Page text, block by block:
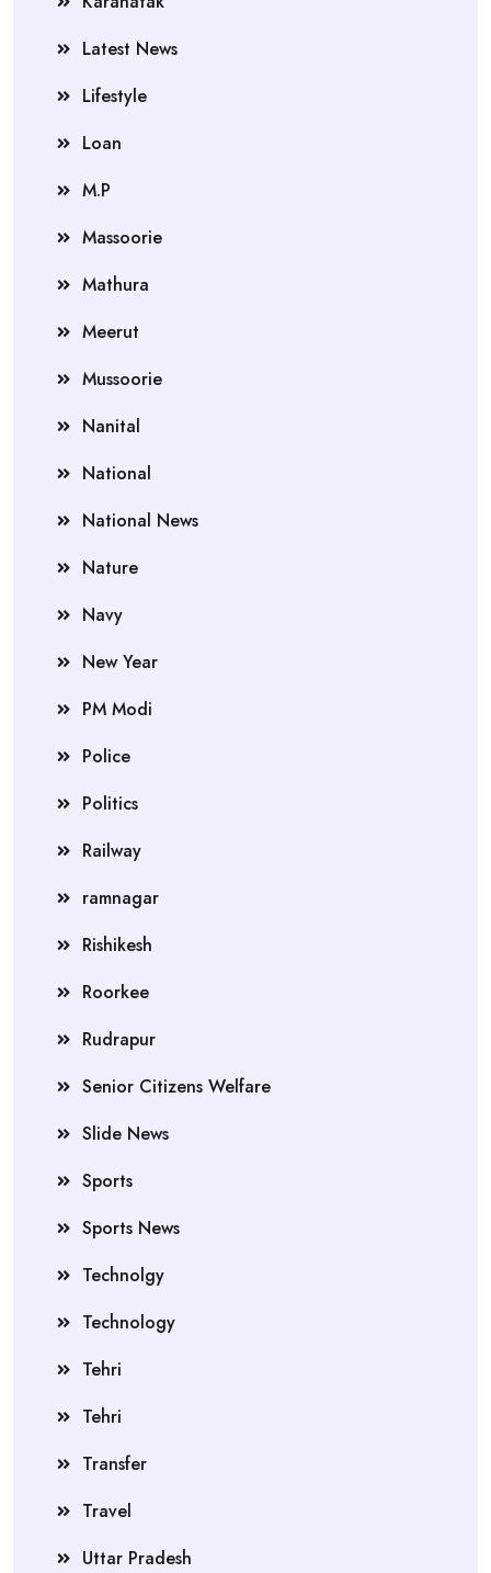
Latest News
Lifestyle
Loan
M.P
Massoorie
Mathura
Meerut
Mussoorie
Nanital
National
National News
Nature
Navy
New Year
PM Modi
Police
Politics
Railway
ramnagar
Rishikesh
Roorkee
Rudrapur
Senior Citizens Welfare
Slide News
Sports
Sports News
Technolgy
Technology
Tehri
Tehri
Transfer
Travel
Uttar Pradesh